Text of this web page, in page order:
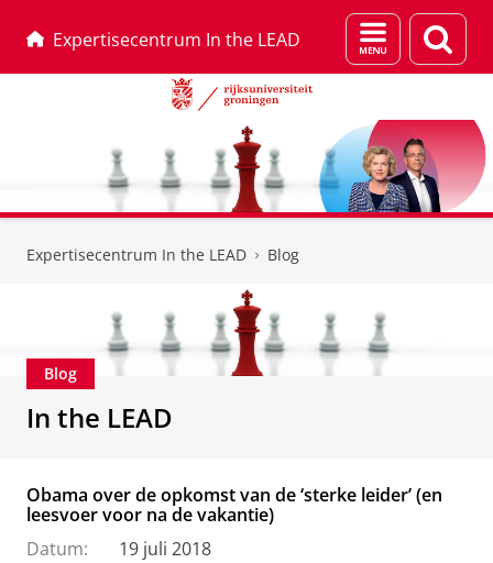
Expertisecentrum In the LEAD
Menu
en
Expertisecentrum In the LEAD Blog
Blog
In the LEAD
Obama over de opkomst van de ‘sterke leider’ (en
leesvoer voor na de vakantie)
Datum:
19 juli 2018